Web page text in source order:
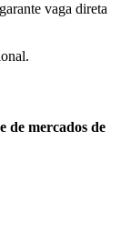
vaga direta
de mercados de